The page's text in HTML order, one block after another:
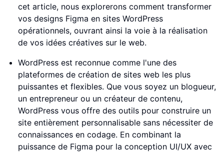
cet article, nous explorerons comment transformer
vos designs Figma en sites WordPress
opérationnels, ouvrant ainsi la voie à la réalisation
de vos idées créatives sur le web.
WordPress est reconnue comme l'une des
plateformes de création de sites web les plus
puissantes et flexibles. Que vous soyez un blogueur,
un entrepreneur ou un créateur de contenu,
WordPress vous offre des outils pour construire un
site entièrement personnalisable sans nécessiter de
connaissances en codage. En combinant la
puissance de Figma pour la conception UI/UX avec